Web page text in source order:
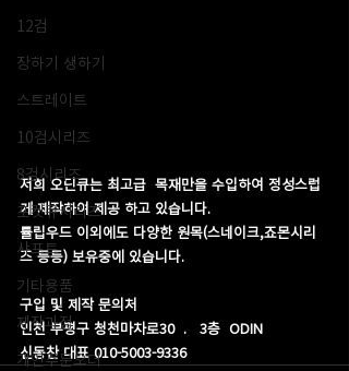
12검
장하기 생하기
스트레이트
10검시리즈
8검시리즈
포켓큐시리즈
샤프트
기타용품
제작과정
개인주문오더
저희 오딘큐는 최고급  목재만을 수입하여 정성스럽
게 제작하여 제공 하고 있습니다.
튤립우드 이외에도 다양한 원목(스네이크,죠몬시리
즈 등등) 보유중에 있습니다.
구입 및 제작 문의처
인천 부평구 청천마차로30  .   3층  ODIN
신동찬 대표 010-5003-9336